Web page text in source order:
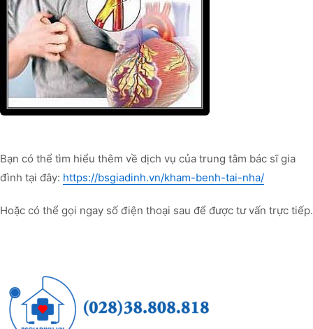
Bạn có thể tìm hiểu thêm về dịch vụ của trung tâm bác sĩ gia
đình tại đây: https://bsgiadinh.vn/kham-benh-tai-nha/
Hoặc có thể gọi ngay số điện thoại sau để được tư vấn trực tiếp.